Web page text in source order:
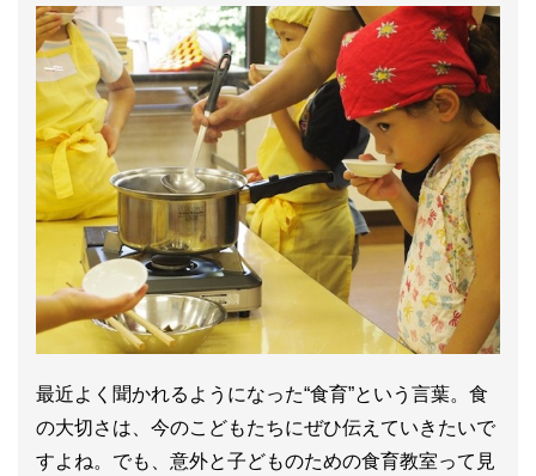
最近よく聞かれるようになった“食育”という言葉。食
の大切さは、今のこどもたちにぜひ伝えていきたいで
すよね。でも、意外と子どものための食育教室って見